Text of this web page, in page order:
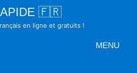
🇫🇷
en ligne et gratuits !
MENU